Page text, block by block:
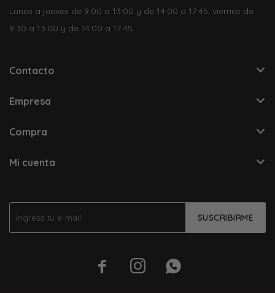
SUSCRIBIRME
  
Lunes a jueves de 9:00 a 13:00 y de 14:00 a 17:45, viernes de
9:30 a 13:00 y de 14:00 a 17:45.
Contacto
Empresa
Compra
Mi cuenta